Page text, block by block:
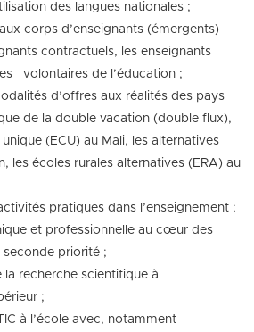
des langues nationales ;
corps d’enseignants (émergents)
contractuels, les enseignants
volontaires de l’éducation ;
d’offres aux réalités des pays
de la double vacation (double flux),
(ECU) au Mali, les alternatives
les écoles rurales alternatives (ERA) au
pratiques dans l’enseignement ;
et professionnelle au cœur des
priorité ;
la recherche scientifique à
;
à l’école avec, notamment